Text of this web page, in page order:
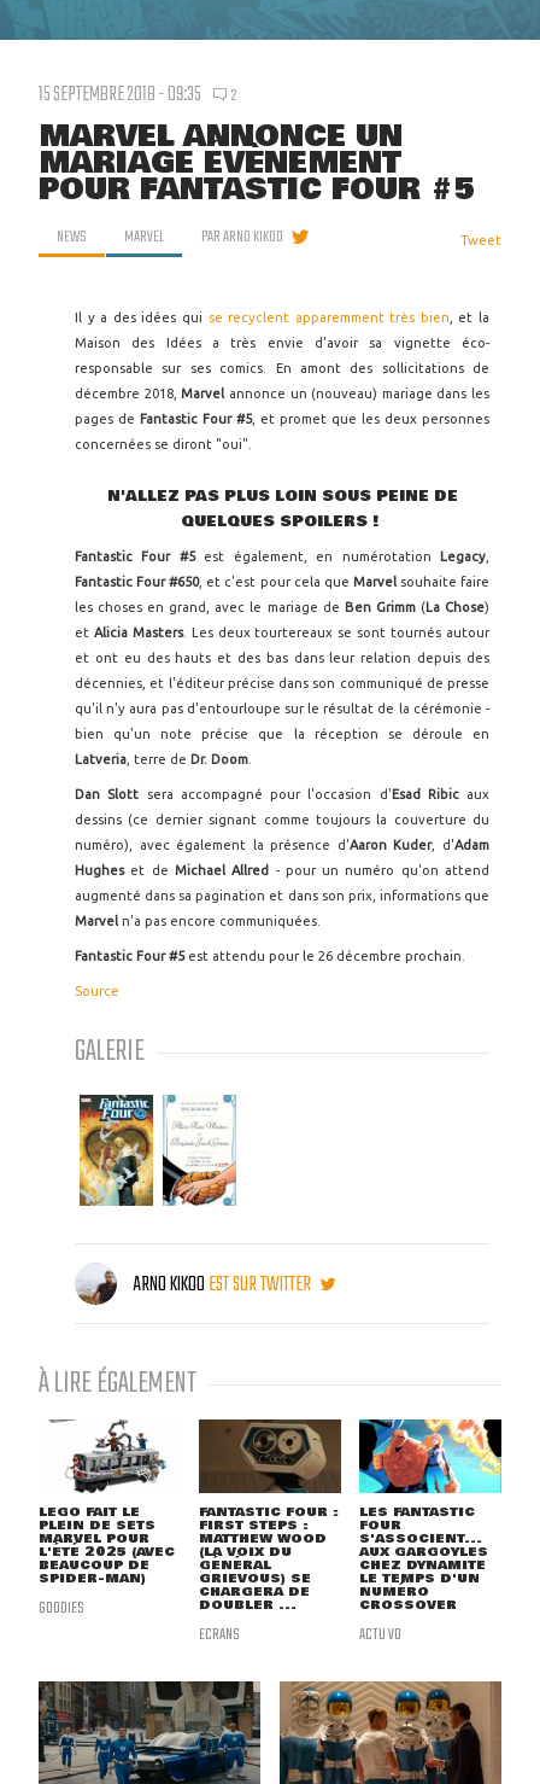
15 SEPTEMBRE 2018 - 09:35 2
MARVEL ANNONCE UN
MARIAGE ÉVÈNEMENT
POUR FANTASTIC FOUR #5
NEWS MARVEL PARARNO KIKOO Tweet
Il y a des idées qui se recyclent apparemment très bien , et la
Maison des Idées a très envie d'avoir sa vignette éco-
responsable sur ses comics. En amont des sollicitations de
décembre 2018,Marvel annonce un (nouveau) mariage dans les
pages de Fantastic Four #5, et promet que les deux personnes
concernées se diront "oui".
N'ALLEZ PAS PLUS LOIN SOUS PEINE DE
QUELQUES SPOILERS !
Fantastic Four #5 est également, en numérotation Legacy
Fantastic Four #650, et c'est pour cela que Marvel souhaite faire
les choses en grand, avec le mariage de Ben Grimm (La Chose)
et Alicia Masters. Les deux tourtereaux se sont tournés autour
et ont eu des hauts et des bas dans leur relation depuis des
décennies, et l'éditeur précise dans son communiqué de presse
qu'il n'y aura pas d'entourloupe sur le résultat de la cérémonie -
bien qu'un note précise que la réception se déroule en
Latveria , terre de Dr. Doom
Dan Slott sera accompagné pour l'occasion d' Esad Ribic aux
dessins (ce dernier signant comme toujours la couverture du
numéro), avec également la présence d'Aaron Kuder, d'Adam
Hughes et de Michael Allred
- pour un numéro qu'on attend
augmenté dans sa pagination et dans son prix, informations que
Marvel n'a pas encore communiquées.
Fantastic Four #5 est attendu pour le 26 décembre prochain.
Source
GALERIE
ARNO KIKOOEST SUR TWITTER
À LIRE ÉGALEMENT
LEGO FAIT LE
PLEIN DE SETS
MARVEL POUR
L'ÉTÉ 2025 (AVEC
BEAUCOUP DE
SPIDER-MAN)
GOODIES
FANTASTIC FOUR :
FIRST STEPS :
MATTHEW WOOD
(LA VOIX DU
GÉNÉRAL
GRIEVOUS) SE
CHARGERA DE
DOUBLER ...
ECRANS
LES FANTASTIC
FOUR
S'ASSOCIENT...
AUX GARGOYLES
CHEZ DYNAMITE
LE TEMPS D'UN
NUMÉRO
CROSSOVER
ACTU VO